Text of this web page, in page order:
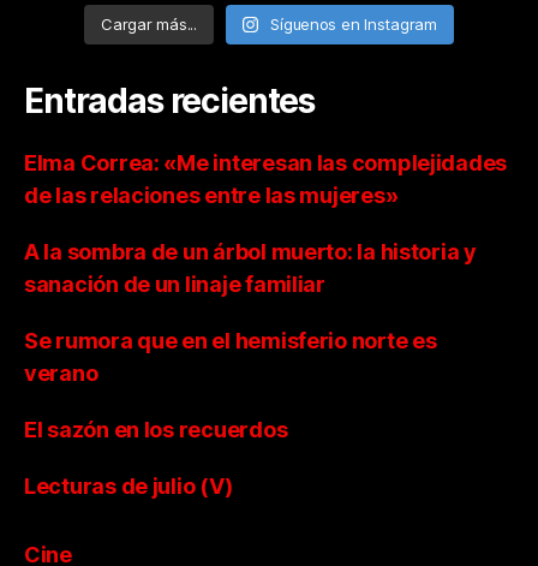
Cargar más... Síguenos en Instagram
Entradas recientes
Elma Correa: «Me interesan las complejidades
de las relaciones entre las mujeres»
A la sombra de un árbol muerto: la historia y
sanación de un linaje familiar
Se rumora que en el hemisferio norte es
verano
El sazón en los recuerdos
Lecturas de julio (V)
Cine